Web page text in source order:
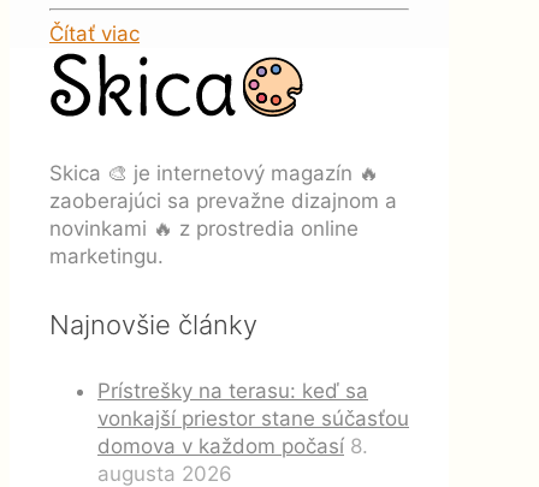
Čítať viac
Skica 🎨 je internetový magazín 🔥
zaoberajúci sa prevažne dizajnom a
novinkami 🔥 z prostredia online
marketingu.
Najnovšie články
Prístrešky na terasu: keď sa
vonkajší priestor stane súčasťou
domova v každom počasí 8.
augusta 2026